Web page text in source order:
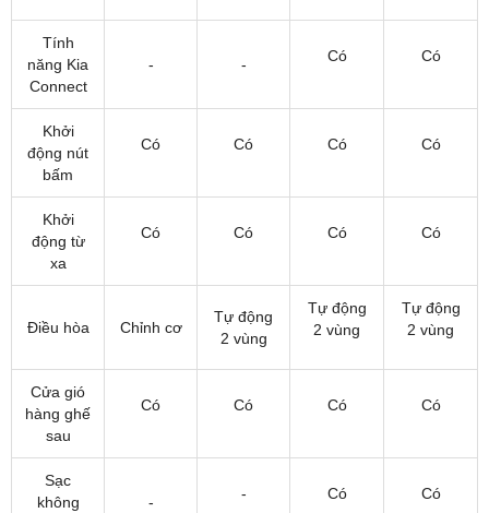
Tính
năng Kia
Connect
- - Có Có
Khởi
động nút
bấm
Có Có Có Có
Khởi
động từ
xa
Có Có Có Có
Điều hòa Chỉnh cơ
Tự động
2 vùng
Tự động
2 vùng
Tự động
2 vùng
Cửa gió
hàng ghế
sau
Có Có Có Có
Sạc
không
- - Có Có